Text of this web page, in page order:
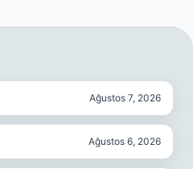
Ağustos 7, 2026
Ağustos 6, 2026